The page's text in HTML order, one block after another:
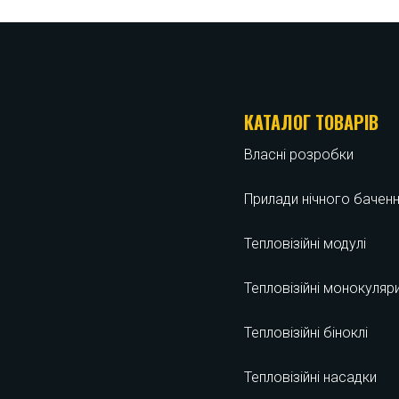
КАТАЛОГ ТОВАРІВ
Власні розробки
Прилади нічного
Тепловізійні модулі
Тепловізійні
Тепловізійні біноклі
Тепловізійні насадки